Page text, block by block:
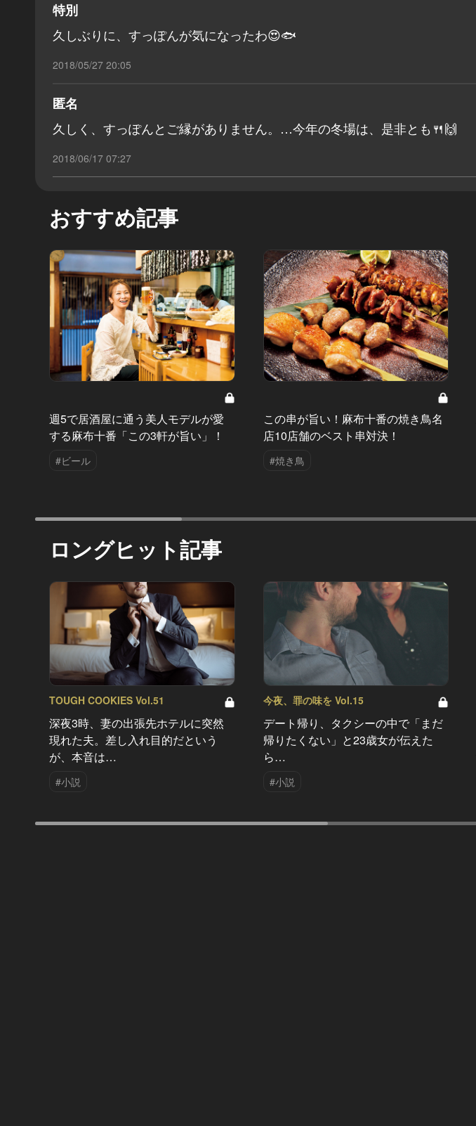
特別
久しぶりに、すっぽんが気になったわ😍🐟
2018/05/27 20:05
匿名
久しく、すっぽんとご縁がありません。…今年の冬場は、是非とも🍴🙌
2018/06/17 07:27
おすすめ記事
週5で居酒屋に通う美人モデルが愛
する麻布十番「この3軒が旨い」！
#ビール
この串が旨い！麻布十番の焼き鳥名
店10店舗のベスト串対決！
#焼き鳥
ロングヒット記事
TOUGH COOKIES Vol.51
深夜3時、妻の出張先ホテルに突然
現れた夫。差し入れ目的だという
が、本音は…
#小説
今夜、罪の味を Vol.15
デート帰り、タクシーの中で「まだ
帰りたくない」と23歳女が伝えた
ら…
#小説